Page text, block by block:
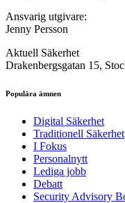
Ansvarig utgivare:
Jenny Persson
Aktuell Säkerhet
Drakenbergsgatan 15,
Populära ämnen
Digital Säkerhet
Traditionell Säkerhet
I Fokus
Personalnytt
Lediga jobb
Debatt
Security Advisory